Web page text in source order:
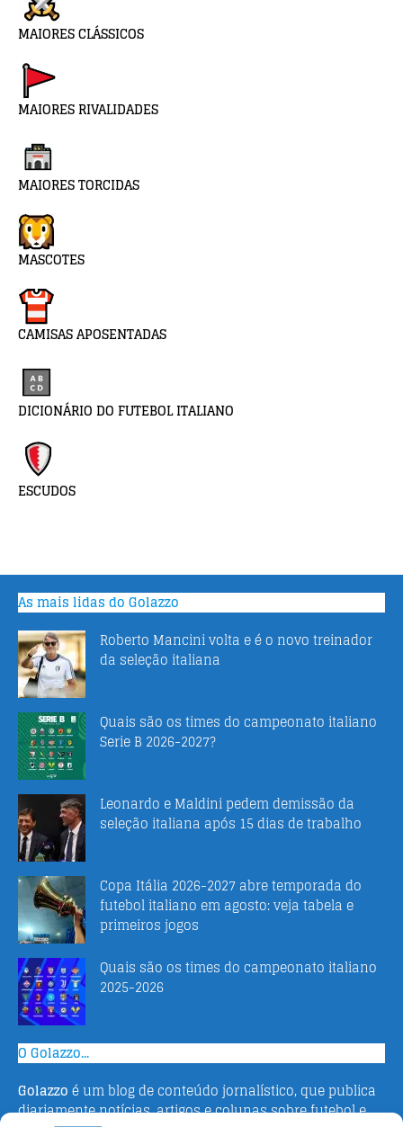
MAIORES CLÁSSICOS
MAIORES RIVALIDADES
MAIORES TORCIDAS
MASCOTES
CAMISAS APOSENTADAS
DICIONÁRIO DO FUTEBOL ITALIANO
ESCUDOS
As mais lidas do Golazzo
Roberto Mancini volta e é o novo treinador
da seleção italiana
Quais são os times do campeonato italiano
Serie B 2026-2027?
Leonardo e Maldini pedem demissão da
seleção italiana após 15 dias de trabalho
Copa Itália 2026-2027 abre temporada do
futebol italiano em agosto: veja tabela e
primeiros jogos
Quais são os times do campeonato italiano
2025-2026
O Golazzo...
Golazzo é um blog de conteúdo jornalístico, que publica
diariamente notícias, artigos e colunas sobre futebol e